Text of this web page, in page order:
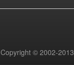
Copyright © 2002-2013